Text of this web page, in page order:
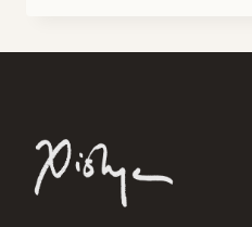
CLERO?